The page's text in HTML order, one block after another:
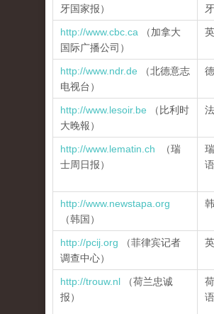
牙国家报）
http://www.cbc.ca （加拿大
国际广播公司）
http://www.ndr.de （北德意志
电视台）
http://www.lesoir.be （ 比利时
大晚報）
http://www.lematin.ch （瑞
士周日报）
语
http://www.newstapa.org
（韩国）
http://pcij.org （菲律宾记者
调查中心）
http://trouw.nl
（荷兰忠诚
报）
语